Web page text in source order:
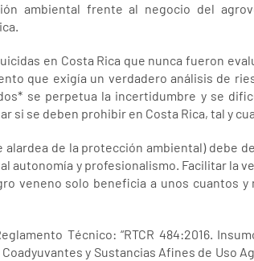
ambiental frente al negocio del
en Costa Rica que nunca fueron
que exigía un verdadero análisis de
se perpetua la incertidumbre y se
si se deben prohibir en Costa Rica, tal y
alardea de la protección ambiental) debe
autonomía y profesionalismo. Facilitar la
veneno solo beneficia a unos cuantos
Técnico: “RTCR 484:2016.
y Sustancias Afines de Uso